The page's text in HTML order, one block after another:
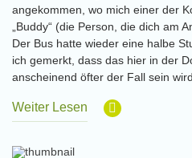
angekommen, wo mich einer der
„Buddy“ (die Person, die dich am
Der Bus hatte wieder eine halbe
ich gemerkt, dass das hier in der
anscheinend öfter der Fall sein
Weiter Lesen